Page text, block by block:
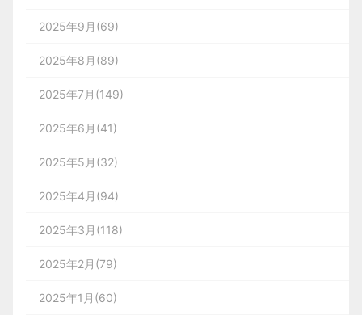
2025年9月(69)
2025年8月(89)
2025年7月(149)
2025年6月(41)
2025年5月(32)
2025年4月(94)
2025年3月(118)
2025年2月(79)
2025年1月(60)